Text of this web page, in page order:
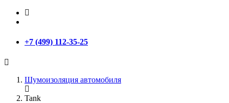
+7 (499) 112-35-25
Шумоизоляция автомобиля
Tank